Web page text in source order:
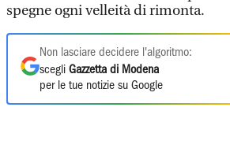
spegne ogni velleità di rimonta.
Non lasciare decidere l'algoritmo:
scegli Gazzetta di Modena
per le tue notizie su Google